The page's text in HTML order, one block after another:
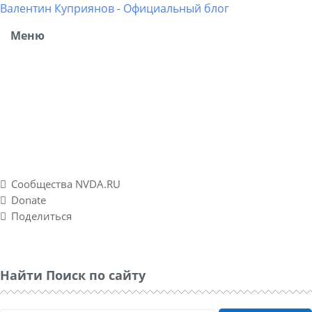
Валентин Куприянов - Официальный блог
Меню
Сообщества NVDA.RU
Donate
Поделиться
Найти Поиск по сайту